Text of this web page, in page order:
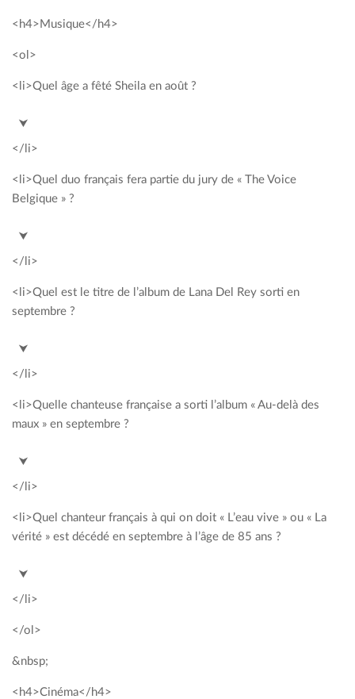
<h4>Musique</h4>
<ol>
<li>Quel âge a fêté Sheila en août ?
<span style= »color: #00a2c3; »>70 ans</span>
⮟
</li>
<li>Quel duo français fera partie du jury de « The Voice
Belgique » ?
<span style= »color: #00a2c3; »>Cats on trees</span>
⮟
</li>
<li>Quel est le titre de l’album de Lana Del Rey sorti en
septembre ?
<span style= »color: #00a2c3; »>Honeyman</span>
⮟
</li>
<li>Quelle chanteuse française a sorti l’album « Au-delà des
maux » en septembre ?
<span style= »color: #00a2c3; »>Chimène Badi</span>
⮟
</li>
<li>Quel chanteur français à qui on doit « L’eau vive » ou « La
vérité » est décédé en septembre à l’âge de 85 ans ?
<span style= »color: #00a2c3; »>Guy Béart</span>
⮟
</li>
</ol>
&nbsp;
<h4>Cinéma</h4>